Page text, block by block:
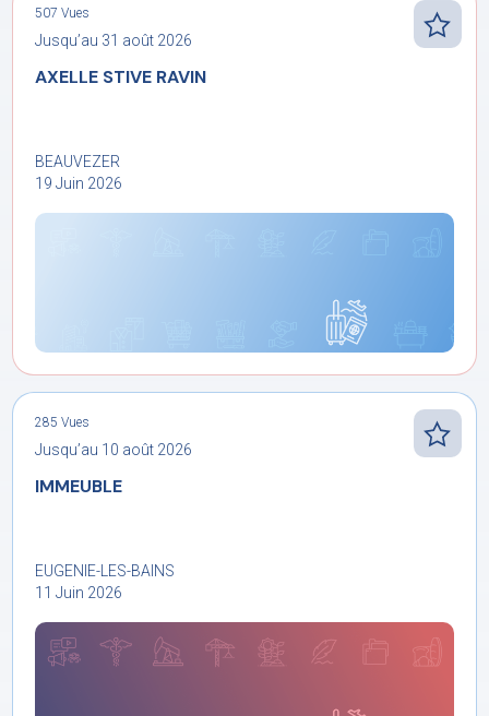
507 Vues
Jusqu’au 31 août 2026
AXELLE STIVE RAVIN
BEAUVEZER
19 Juin 2026
285 Vues
Jusqu’au 10 août 2026
IMMEUBLE
EUGENIE-LES-BAINS
11 Juin 2026